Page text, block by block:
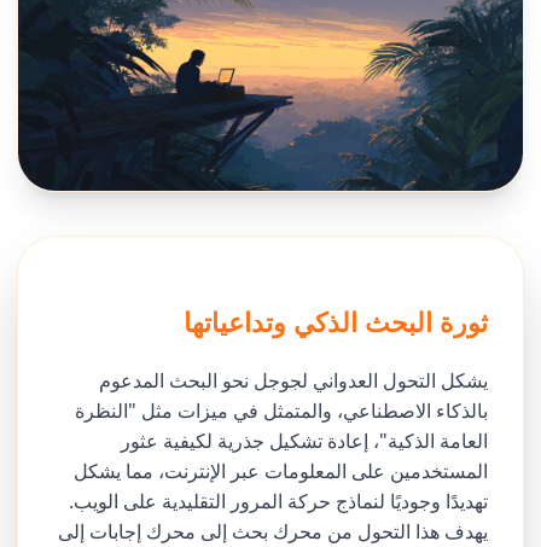
ثورة البحث الذكي وتداعياتها
يشكل التحول العدواني لجوجل نحو البحث المدعوم
بالذكاء الاصطناعي، والمتمثل في ميزات مثل "النظرة
العامة الذكية"، إعادة تشكيل جذرية لكيفية عثور
المستخدمين على المعلومات عبر الإنترنت، مما يشكل
تهديدًا وجوديًا لنماذج حركة المرور التقليدية على الويب.
يهدف هذا التحول من محرك بحث إلى محرك إجابات إلى